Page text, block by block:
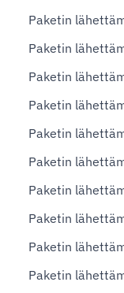
Paketin
Paketin
Paketin
Paketin
Paketin
Paketin
Paketin
Paketin
Paketin
Paketin